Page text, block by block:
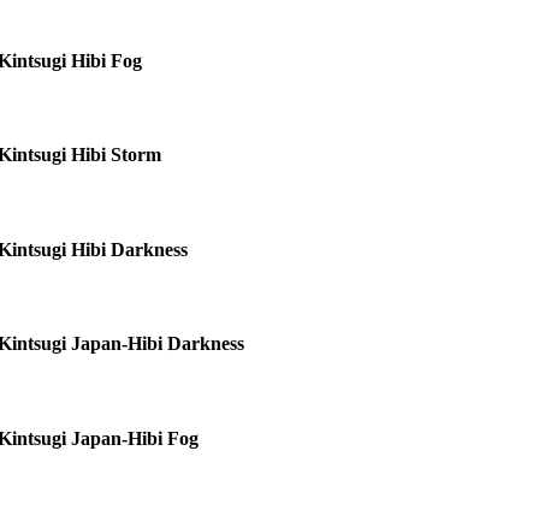
Hibi Fog
Hibi Storm
Hibi Darkness
Japan-Hibi Darkness
Japan-Hibi Fog